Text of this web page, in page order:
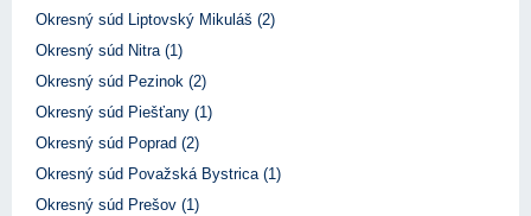
Okresný súd Liptovský Mikuláš (2)
Okresný súd Nitra (1)
Okresný súd Pezinok (2)
Okresný súd Piešťany (1)
Okresný súd Poprad (2)
Okresný súd Považská Bystrica (1)
Okresný súd Prešov (1)